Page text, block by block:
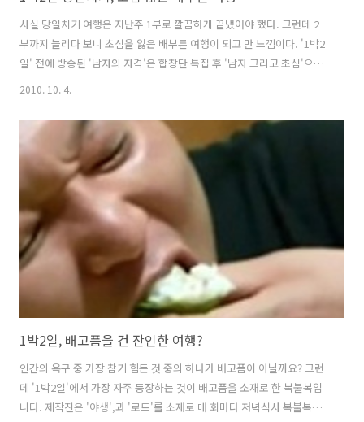
사실 당일치기 여행은 지난주 1부로 깔끔하게 끝냈어야 했다. 그런데 2
부까지 늘리다 보니 초심을 잃은 배부른 여행이 되고 만 느낌이다. '1박2
일' 전에 방송된 '남자의 자격'은 합창단 특집 후 '남자 그리고 초심'으로
자칫 흐트러질 수 있는 마음가짐을 다잡았다. 예능의 대부 소리를 듣는
'1박2일'이 더 필요한 상황이다. 누가 뭐래도 MC몽과 김종민 때문에 예
능 최강자에서 지금 '위기설'까지 나오고 있지 않은가? 추석 특집 경북 영
주편에서 맴버들은 부석사 무량수전을 찾는 미션을 성공했다. 제작진은
그 보상으로 당일치기 여행을 제안했었다. 이 보상으로 서울에서 먹고 노
는 인상을 준 게 '당일치기' 특집이다. 원래 '1박2일'은 사전..
2010. 10. 4.
1박2일, 배고픔을 건 잔인한 여행?
인간의 욕구 중 가장 참기 힘든 것 중의 하나가 배고픔이 아닐까요? 그런
데 '1박2일'에서 가장 자주 등장하는 것이 배고픔을 소재로 한 복불복입
니다. 제작진은 '야생',과 '로드'를 소재로 매 회마다 저녁식사 복불복을